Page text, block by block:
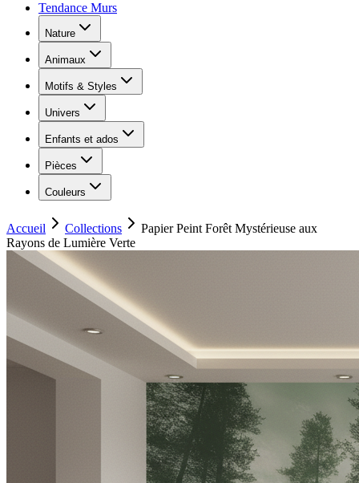
Tendance Murs
Nature
Animaux
Motifs & Styles
Univers
Enfants et ados
Pièces
Couleurs
Accueil Collections
Papier Peint Forêt Mystérieuse aux
Rayons de Lumière Verte